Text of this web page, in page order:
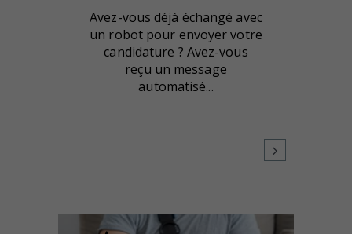
Avez-vous déjà échangé avec
un robot pour envoyer votre
candidature ? Avez-vous
reçu un message
automatisé...